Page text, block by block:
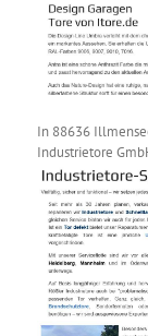
In 88636
Industrietore